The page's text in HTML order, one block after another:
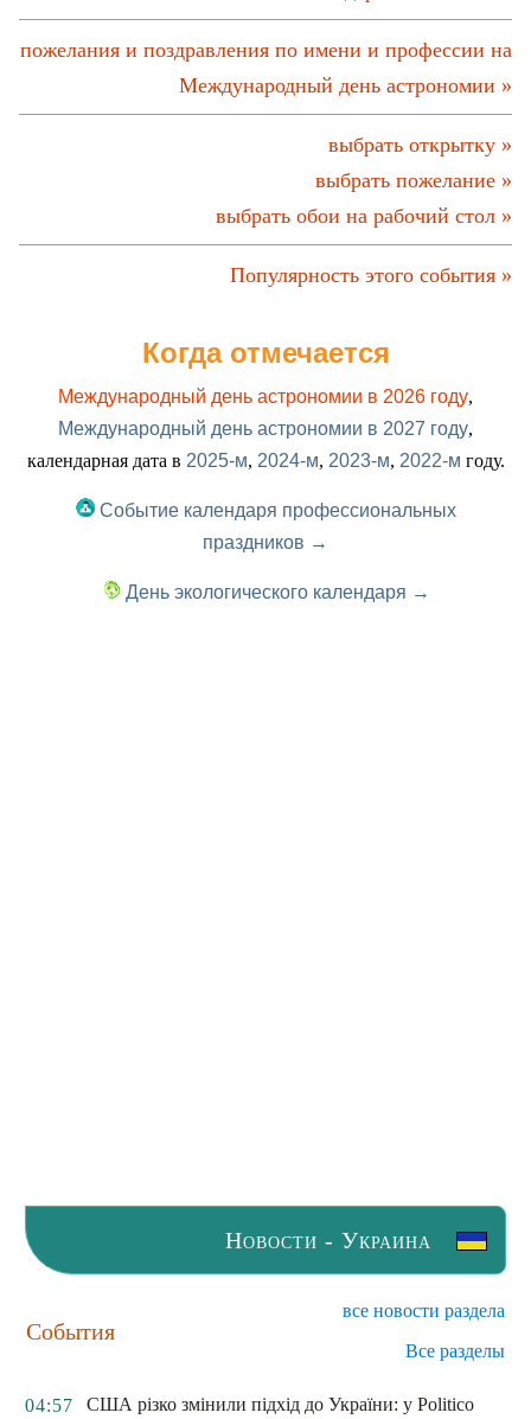
пожелания и поздравления по имени и профессии на
Международный день астрономии »
выбрать открытку »
выбрать пожелание »
выбрать обои на рабочий стол »
Популярность этого события »
Когда отмечается
Международный день астрономии в 2026 году,
Международный день астрономии в 2027 году,
календарная дата в 2025-м, 2024-м, 2023-м, 2022-м году.
Событие календаря профессиональных
праздников →
День экологического календаря →
Новости - Украина
События
все новости раздела
Все разделы
04:57
США різко змінили підхід до України: у Politico